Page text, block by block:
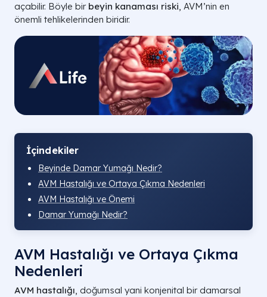
açabilir. Böyle bir beyin kanaması riski, AVM’nin en
önemli tehlikelerinden biridir.
İçindekiler
Beyinde Damar Yumağı Nedir?
AVM Hastalığı ve Ortaya Çıkma Nedenleri
AVM Hastalığı ve Önemi
Damar Yumağı Nedir?
AVM Hastalığı ve Ortaya Çıkma
Nedenleri
AVM hastalığı, doğumsal yani konjenital bir damarsal